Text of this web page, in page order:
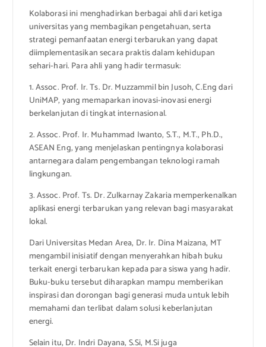
Kolaborasi ini menghadirkan berbagai ahli dari ketiga
universitas yang membagikan pengetahuan, serta
strategi pemanfaatan energi terbarukan yang dapat
diimplementasikan secara praktis dalam kehidupan
sehari-hari. Para ahli yang hadir termasuk:
1. Assoc. Prof. Ir. Ts. Dr. Muzzammil bin Jusoh, C.Eng dari
UniMAP, yang memaparkan inovasi-inovasi energi
berkelanjutan di tingkat internasional.
2. Assoc. Prof. Ir. Muhammad Iwanto, S.T., M.T., Ph.D.,
ASEAN Eng, yang menjelaskan pentingnya kolaborasi
antarnegara dalam pengembangan teknologi ramah
lingkungan.
3. Assoc. Prof. Ts. Dr. Zulkarnay Zakaria memperkenalkan
aplikasi energi terbarukan yang relevan bagi masyarakat
lokal.
Dari Universitas Medan Area, Dr. Ir. Dina Maizana, MT
mengambil inisiatif dengan menyerahkan hibah buku
terkait energi terbarukan kepada para siswa yang hadir.
Buku-buku tersebut diharapkan mampu memberikan
inspirasi dan dorongan bagi generasi muda untuk lebih
memahami dan terlibat dalam solusi keberlanjutan
energi.
Selain itu, Dr. Indri Dayana, S.Si, M.Si juga